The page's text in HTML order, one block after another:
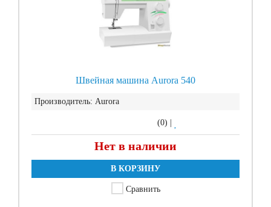
Швейная машина Aurora 540
Производитель: Aurora
(0)
Нет в наличии
В КОРЗИНУ
Сравнить